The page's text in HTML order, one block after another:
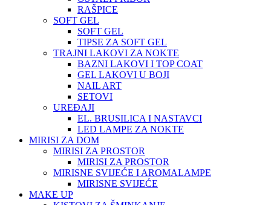
RAŠPICE
SOFT GEL
SOFT GEL
TIPSE ZA SOFT GEL
TRAJNI LAKOVI ZA NOKTE
BAZNI LAKOVI I TOP COAT
GEL LAKOVI U BOJI
NAIL ART
SETOVI
UREĐAJI
EL. BRUSILICA I NASTAVCI
LED LAMPE ZA NOKTE
MIRISI ZA DOM
MIRISI ZA PROSTOR
MIRISI ZA PROSTOR
MIRISNE SVIJEĆE I AROMALAMPE
MIRISNE SVIJEĆE
MAKE UP